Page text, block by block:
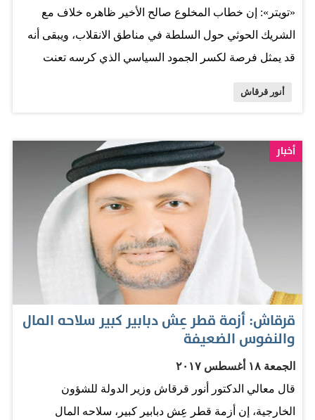
«تويتر»: إن خطاب المخلوع صالح الأخير ظاهره خلاف مع
الشريك الحوثي حول السلطة في مناطق الانقلاب، ويبقى أنه
قد يمثل فرصة لكسر الجمود السياسي الذي كرسه تعنت
وأشار قرقاش إلى أن بإمكان إرادة اليمنيين أن تحقق الاتفاق
السياسي، وأشار إلى أن بناء دولة المستقبل يجب ألا يستثني
أحداً، وعماده الاتفاق والحوار، ولا يمكن أن يؤسس على
الانقلاب. المصدر: الخليج
أنور قرقاش
أخبار
قرقاش: أزمة قطر عِش دبابير كبير سلاحه المال
والنفوس الضعيفة
الجمعة ١٨ أغسطس ٢٠١٧
قال معالي الدكتور أنور قرقاش وزير الدولة للشؤون
الخارجية، إن أزمة قطر عِش دبابير كبير، سلاحه المال